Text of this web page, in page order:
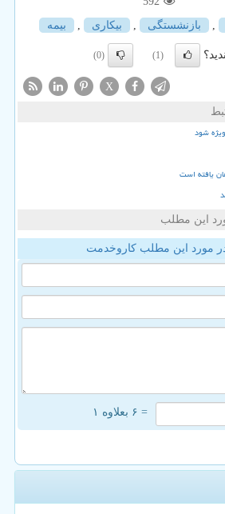
, بازنشستگی , بیكاری , بیمه
(1)
(0)
X
شود
یافته است
این مطلب
مورد این مطلب کاروخدمت
= ۶ بعلاوه ۱